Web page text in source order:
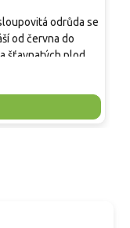
odrůda se
od června do
šťavnatých plodů.
bez
z něj dělají